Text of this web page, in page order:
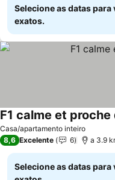
Selecione as datas para
exatos.
Casa/apartamento inteiro
F1 calme et
8,6 Excelente 6 a 3.9
Selecione as datas para